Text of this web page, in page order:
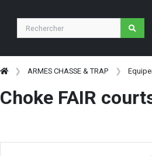
ARMES CHASSE & TRAP
Choke FAIR